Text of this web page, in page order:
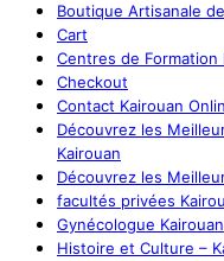
Boutique Artisanale
Cart
Centres de Formation
Checkout
Contact Kairouan
Découvrez les
Kairouan
Découvrez les
facultés privées
Gynécologue Kairouan
Histoire et Culture –